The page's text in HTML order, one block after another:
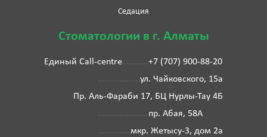
Седация
Стоматологии в г. Алматы
Единый Call-centre
+7 (707) 900-88-20
ул. Чайковского, 15а
Пр. Аль-Фараби 17, БЦ Нурлы-Тау 4Б
пр. Абая, 58А
мкр. Жетысу-3, дом 2а